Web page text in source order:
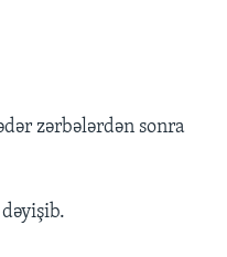
zərbələrdən sonra